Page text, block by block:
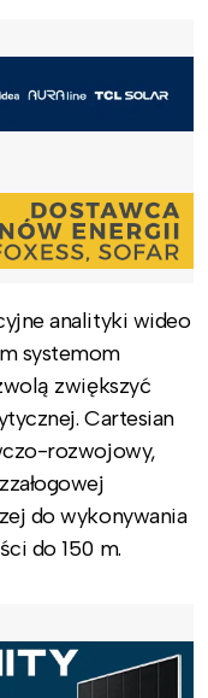
analityki wideo
systemom
zwiększyć
Cartesian
rozwojowy,
do wykonywania
do 150 m.